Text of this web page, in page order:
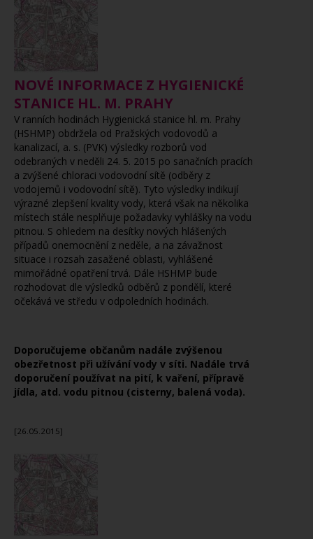
NOVÉ INFORMACE Z HYGIENICKÉ
STANICE HL. M. PRAHY
V ranních hodinách Hygienická stanice hl. m. Prahy
(HSHMP) obdržela od Pražských vodovodů a
kanalizací, a. s. (PVK) výsledky rozborů vod
odebraných v neděli 24. 5. 2015 po sanačních pracích
a zvýšené chloraci vodovodní sítě (odběry z
vodojemů i vodovodní sítě). Tyto výsledky indikují
výrazné zlepšení kvality vody, která však na několika
místech stále nesplňuje požadavky vyhlášky na vodu
pitnou. S ohledem na desítky nových hlášených
případů onemocnění z neděle, a na závažnost
situace i rozsah zasažené oblasti, vyhlášené
mimořádné opatření trvá. Dále HSHMP bude
rozhodovat dle výsledků odběrů z pondělí, které
očekává ve středu v odpoledních hodinách.
Doporučujeme občanům nadále zvýšenou
obezřetnost při užívání vody v síti. Nadále trvá
doporučení používat na pití, k vaření, přípravě
jídla, atd. vodu pitnou (cisterny, balená voda).
[26.05.2015]